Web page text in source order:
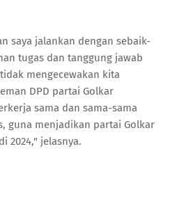
saya jalankan dengan sebaik-
tugas dan tanggung jawab
mengecewakan kita
DPD partai Golkar
sama dan sama-sama
guna menjadikan partai Golkar
2024," jelasnya.